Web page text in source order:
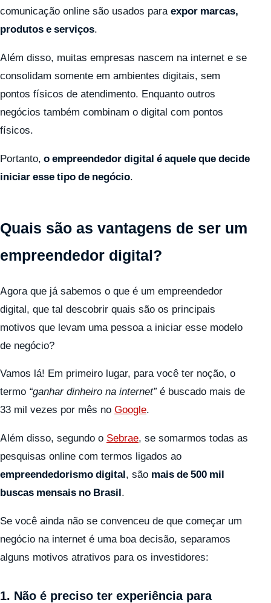
comunicação online são usados para expor marcas,
produtos e serviços.
Além disso, muitas empresas nascem na internet e se
consolidam somente em ambientes digitais, sem
pontos físicos de atendimento. Enquanto outros
negócios também combinam o digital com pontos
físicos.
Portanto, o empreendedor digital é aquele que decide
iniciar esse tipo de negócio.
Quais são as vantagens de ser um
empreendedor digital?
Agora que já sabemos o que é um empreendedor
digital, que tal descobrir quais são os principais
motivos que levam uma pessoa a iniciar esse modelo
de negócio?
Vamos lá! Em primeiro lugar, para você ter noção, o
termo “ganhar dinheiro na internet”é buscado mais de
33 mil vezes por mês no Google.
Além disso, segundo o Sebrae, se somarmos todas as
pesquisas online com termos ligados ao
empreendedorismo digital, são mais de 500 mil
buscas mensais no Brasil.
Se você ainda não se convenceu de que começar um
negócio na internet é uma boa decisão, separamos
alguns motivos atrativos para os investidores:
1. Não é preciso ter experiência para